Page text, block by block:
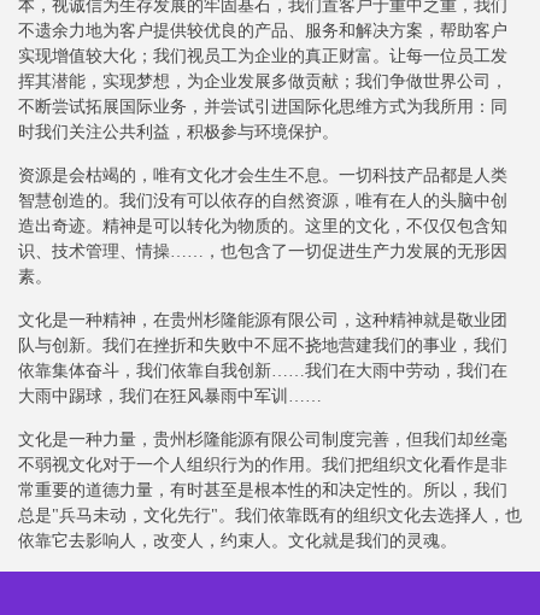
本，视诚信为生存发展的牢固基石，我们置客户于重中之重，我们
不遗余力地为客户提供较优良的产品、服务和解决方案，帮助客户
实现增值较大化；我们视员工为企业的真正财富。让每一位员工发
挥其潜能，实现梦想，为企业发展多做贡献；我们争做世界公司，
不断尝试拓展国际业务，并尝试引进国际化思维方式为我所用：同
时我们关注公共利益，积极参与环境保护。
资源是会枯竭的，唯有文化才会生生不息。一切科技产品都是人类
智慧创造的。我们没有可以依存的自然资源，唯有在人的头脑中创
造出奇迹。精神是可以转化为物质的。这里的文化，不仅仅包含知
识、技术管理、情操……，也包含了一切促进生产力发展的无形因
素。
文化是一种精神，在贵州杉隆能源有限公司，这种精神就是敬业团
队与创新。我们在挫折和失败中不屈不挠地营建我们的事业，我们
依靠集体奋斗，我们依靠自我创新……我们在大雨中劳动，我们在
大雨中踢球，我们在狂风暴雨中军训……
文化是一种力量，贵州杉隆能源有限公司制度完善，但我们却丝毫
不弱视文化对于一个人组织行为的作用。我们把组织文化看作是非
常重要的道德力量，有时甚至是根本性的和决定性的。所以，我们
总是"兵马未动，文化先行"。我们依靠既有的组织文化去选择人，也
依靠它去影响人，改变人，约束人。文化就是我们的灵魂。